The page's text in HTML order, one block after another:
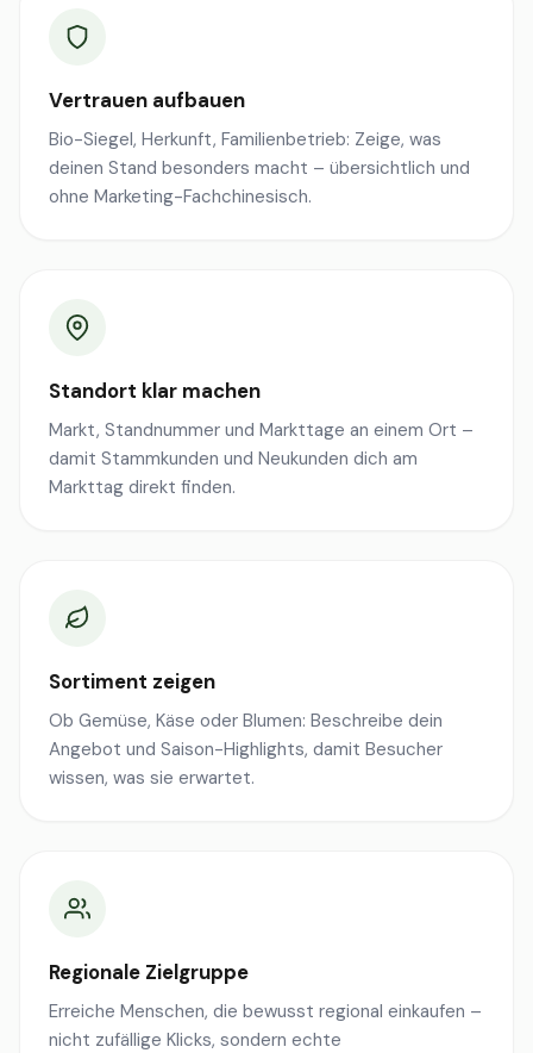
Vertrauen aufbauen
Bio-Siegel, Herkunft, Familienbetrieb: Zeige, was
deinen Stand besonders macht – übersichtlich und
ohne Marketing-Fachchinesisch.
Standort klar machen
Markt, Standnummer und Markttage an einem Ort –
damit Stammkunden und Neukunden dich am
Markttag direkt finden.
Sortiment zeigen
Ob Gemüse, Käse oder Blumen: Beschreibe dein
Angebot und Saison-Highlights, damit Besucher
wissen, was sie erwartet.
Regionale Zielgruppe
Erreiche Menschen, die bewusst regional einkaufen –
nicht zufällige Klicks, sondern echte